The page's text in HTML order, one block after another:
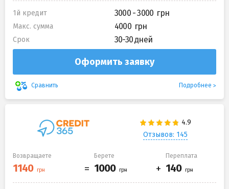
1й кредит 3000 - 3000
Макс. сумма 4000
Срок 30-30 дней
Оформить заявку
Сравнить Подробнее
Отзывов: 145
Возвращаете Берете Переплата